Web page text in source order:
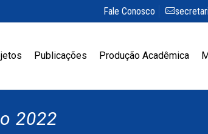
Fale Conosco
Publicações Produção Acadêmica
2022